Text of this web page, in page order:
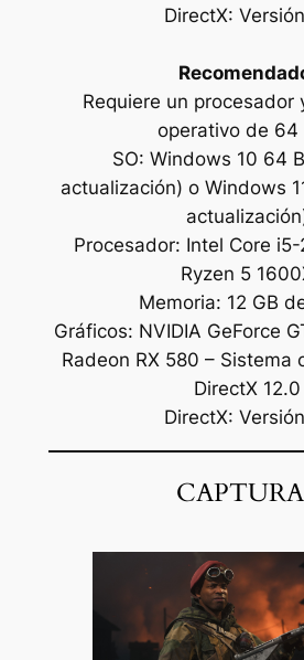
DirectX:
Requiere un procesador
operativo de 64
SO: Windows 10 64
actualización) o Windows
Procesador: Intel Core
Ryzen 5
Memoria: 12 GB
Gráficos: NVIDIA GeForce
Radeon RX 580 – Sistema
DirectX 12.0
DirectX: